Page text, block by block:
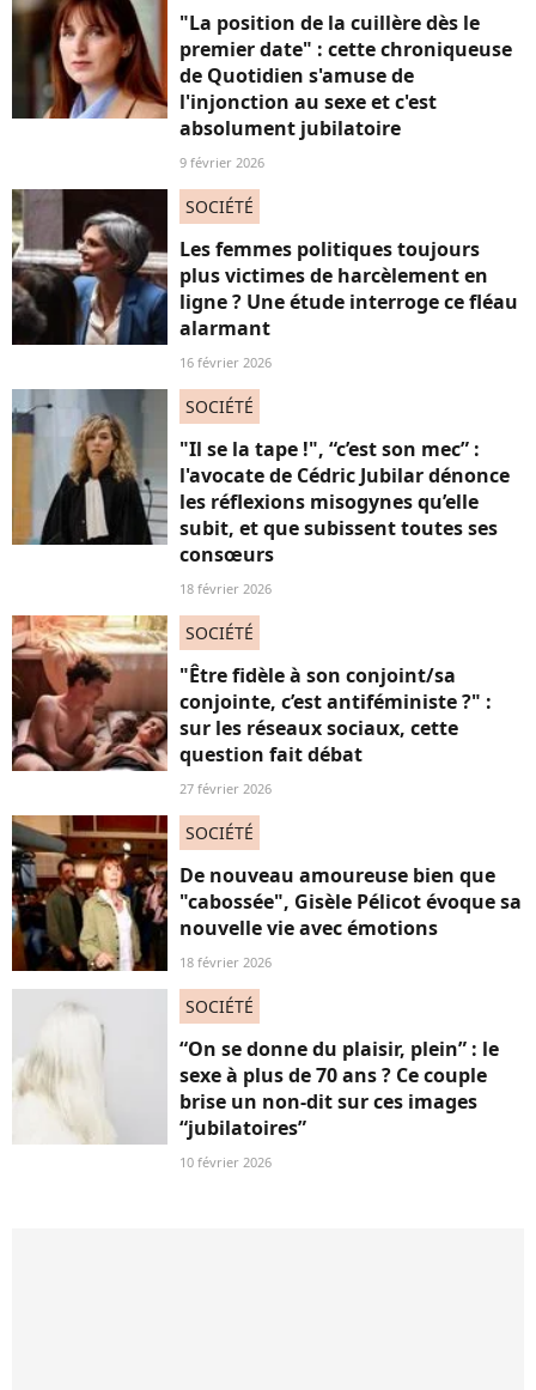
"La position de la cuillère dès le
premier date" : cette chroniqueuse
de Quotidien s'amuse de
l'injonction au sexe et c'est
absolument jubilatoire
9 février 2026
SOCIÉTÉ
Les femmes politiques toujours
plus victimes de harcèlement en
ligne ? Une étude interroge ce fléau
alarmant
16 février 2026
SOCIÉTÉ
"Il se la tape !", “c’est son mec” :
l'avocate de Cédric Jubilar dénonce
les réflexions misogynes qu’elle
subit, et que subissent toutes ses
consœurs
18 février 2026
SOCIÉTÉ
"Être fidèle à son conjoint/sa
conjointe, c’est antiféministe ?" :
sur les réseaux sociaux, cette
question fait débat
27 février 2026
SOCIÉTÉ
De nouveau amoureuse bien que
"cabossée", Gisèle Pélicot évoque sa
nouvelle vie avec émotions
18 février 2026
SOCIÉTÉ
“On se donne du plaisir, plein” : le
sexe à plus de 70 ans ? Ce couple
brise un non-dit sur ces images
“jubilatoires”
10 février 2026